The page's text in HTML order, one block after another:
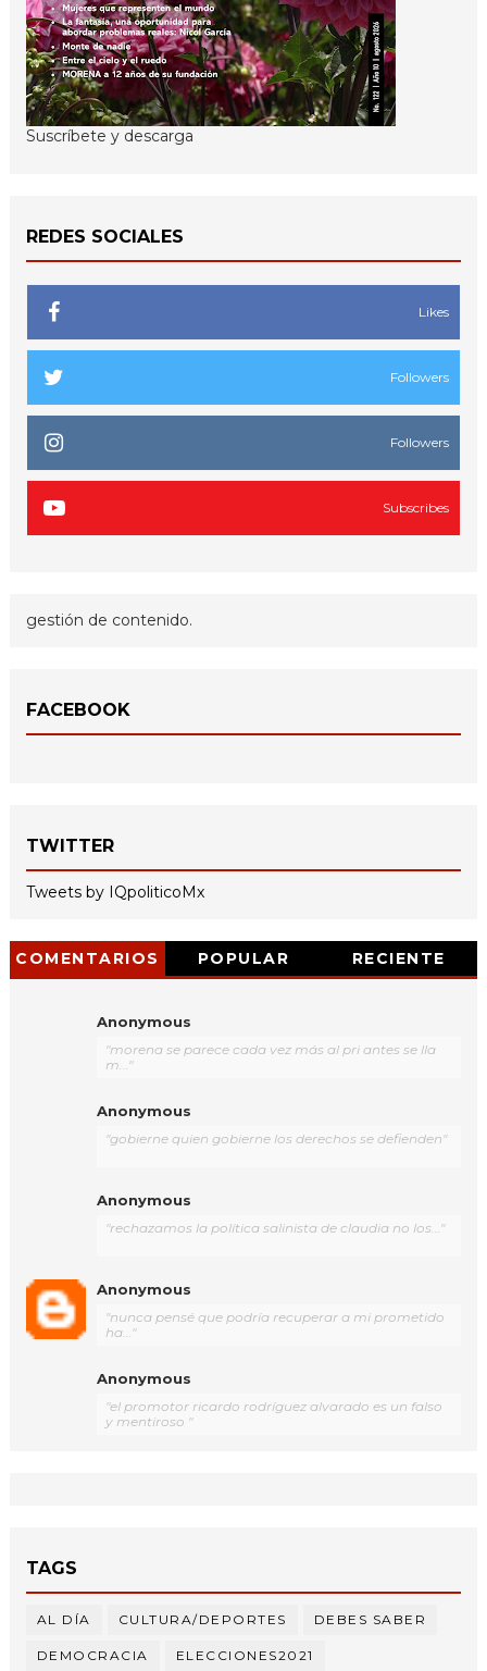
Suscríbete y descarga
REDES SOCIALES
Likes
Followers
Followers
Subscribes
gestión de contenido.
FACEBOOK
TWITTER
Tweets by IQpoliticoMx
COMENTARIOS POPULAR RECIENTE
Anonymous
"morena se parece cada vez más al pri antes se lla
m..."
Anonymous
"gobierne quien gobierne los derechos se defienden"
Anonymous
"rechazamos la política salinista de claudia no los..."
Anonymous
"nunca pensé que podría recuperar a mi prometido
ha..."
Anonymous
"el promotor ricardo rodríguez alvarado es un falso
y mentiroso "
TAGS
AL DÍA CULTURA/DEPORTES DEBES SABER
DEMOCRACIA ELECCIONES2021